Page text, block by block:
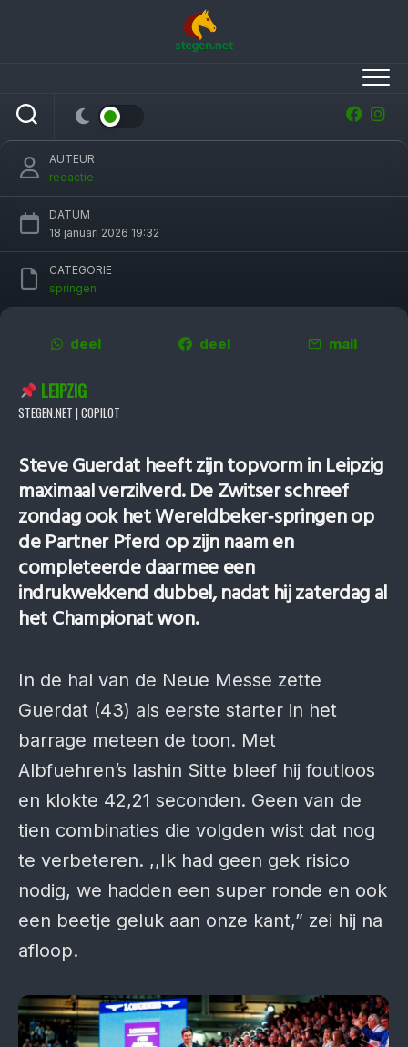
Steve Guerdat pakt in Leipzig het Championat
en de wereldbeker
AUTEUR
redactie
DATUM
18 januari 2026 19:32
CATEGORIE
springen
deel deel mail
LEIPZIG
STEGEN.NET | COPILOT
Steve Guerdat heeft zijn topvorm in Leipzig
maximaal verzilverd. De Zwitser schreef
zondag ook het Wereldbeker‑springen op
de Partner Pferd op zijn naam en
completeerde daarmee een
indrukwekkend dubbel, nadat hij zaterdag al
het Championat won.
In de hal van de Neue Messe zette
Guerdat (43) als eerste starter in het
barrage meteen de toon. Met
Albfuehren’s Iashin Sitte bleef hij foutloos
en klokte 42,21 seconden. Geen van de
tien combinaties die volgden wist dat nog
te verbeteren. ,,Ik had geen gek risico
nodig, we hadden een super ronde en ook
een beetje geluk aan onze kant,” zei hij na
afloop.